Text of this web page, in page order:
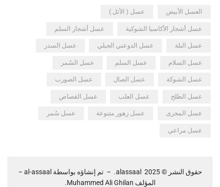
العسل الأبيض عسل ( الأثل )
عسل أشجار الأكاسيا الشوكية عسل أشجار السلم
عسل البلة عسل الدوعني الجبلي عسل السدر
عسل السلام عسل السلم عسل السُمر
عسل الشوكة عسل الصال عسل الصورب
عسل الطلح عسل العلب عسل القصاص
عسل المجرى عسل زهور متنوعة عسل سُمر
عسل مراعي
حقوق النشر © 2025 alassaal
.
–تم إنشاؤه بواسطة al-assaal
–
المؤلف Muhammed Ali Ghilan.